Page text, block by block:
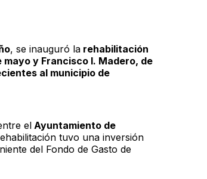
, se inauguró larehabilitación
y Francisco I. Madero, de
al municipio de
elAyuntamiento de
tuvo una inversión
del Fondo de Gasto de